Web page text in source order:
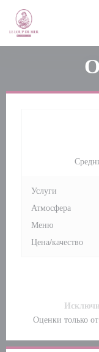
Услуги
Атмосфера
Меню
Цена/качество
Оценки только